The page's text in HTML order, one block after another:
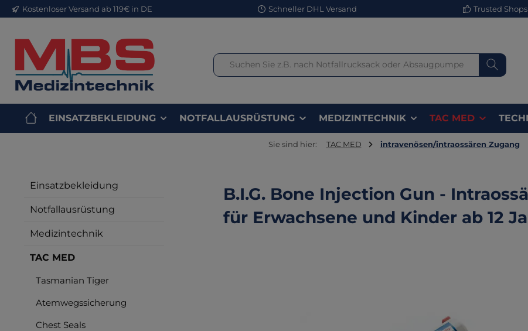
Hauptinhalt springen
Zur Suche springen
Zur Hauptnavigation springen
Kostenloser Versand ab 119€ in DE Schneller DHL Versand Trusted
EINSATZBEKLEIDUNG NOTFALLAUSRÜSTUNG MEDIZINTECHNIK TAC MED
Sie sind hier: TAC MED intravenösen/intraossären Zugang
Einsatzbekleidung
Notfallausrüstung
Medizintechnik
TAC MED
Tasmanian Tiger
Atemwegssicherung
Chest Seals
B.I.G. Bone Injection Gun -
für Erwachsene und Kinder ab 12